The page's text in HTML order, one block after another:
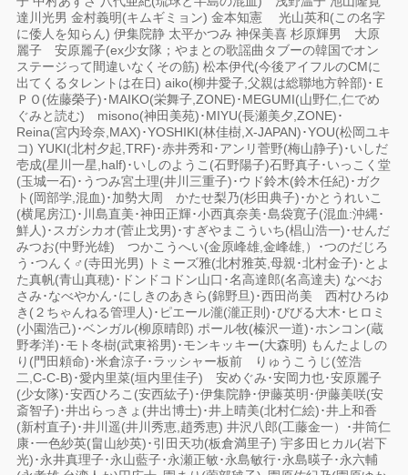
達川光男 金村義明(キムギミョン) 金本知憲 光山英和(この名字
に倭人を知らん) 伊集院静 太平かつみ 神保美喜 杉原輝男 大原
麗子 安原麗子(ex少女隊；やまとの歌謡曲タブーの韓国でオン
ステージって間違いなくその筋) 松本伊代(今後アイフルのCMに
出てくるタレントは在日) aiko(柳井愛子,父親は総聯地方幹部)･Ｅ
ＰＯ(佐藤榮子)･MAIKO(栄舞子,ZONE)･MEGUMI(山野仁,仁でめ
ぐみと読む) misono(神田美苑)･MIYU(長瀬美夕,ZONE)･
Reina(宮内玲奈,MAX)･YOSHIKI(林佳樹,X-JAPAN)･YOU(松岡ユキ
コ) YUKI(北村夕起,TRF)･赤井秀和･アンリ菅野(梅山静子)･いしだ
壱成(星川一星,half)･いしのようこ(石野陽子)石野真子･いっこく堂
(玉城一石)･うつみ宮土理(井川三重子)･ウド鈴木(鈴木任紀)･ガク
ト(岡部学,混血)･加勢大周 かたせ梨乃(杉田典子)･かとうれいこ
(横尾房江)･川島直美･神田正輝･小西真奈美･島袋寛子(混血:沖縄･
鮮人)･スガシカオ(菅止戈男)･すぎやまこういち(椙山浩一)･せんだ
みつお(中野光雄) つかこうへい(金原峰雄,金峰雄,）･つのだじろ
う･つんく♂(寺田光男) トミーズ雅(北村雅英,母親･北村金子)･とよ
た真帆(青山真穂)･ドンドコドン山口･名高達郎(名高達夫) なべお
さみ･なべやかん･にしきのあきら(錦野旦)･西田尚美 西村ひろゆ
き(２ちゃんねる管理人)･ピエール瀧(瀧正則)･びびる大木･ヒロミ
(小園浩己)･ベンガル(柳原晴郎) ポール牧(榛沢一道)･ホンコン(蔵
野孝洋)･モト冬樹(武東裕男)･モンキッキー(大森明) もんたよしの
り(門田頼命)･米倉涼子･ラッシャー板前 りゅうこうじ(笠浩
二,C-C-B)･愛内里菜(垣内里佳子) 安めぐみ･安岡力也･安原麗子
(少女隊)･安西ひろこ(安西紘子)･伊集院静･伊藤英明･伊藤美咲(安
斎智子)･井出らっきょ(井出博士)･井上晴美(北村仁絵)･井上和香
(新村直子)･井川遥(井川秀恵,趙秀恵) 井沢八郎(工藤金一）･井筒仁
康･一色紗英(畠山紗英)･引田天功(板倉満里子) 宇多田ヒカル(岩下
光)･永井真理子･永山藍子･永瀬正敏･永島敏行･永島暎子･永六輔